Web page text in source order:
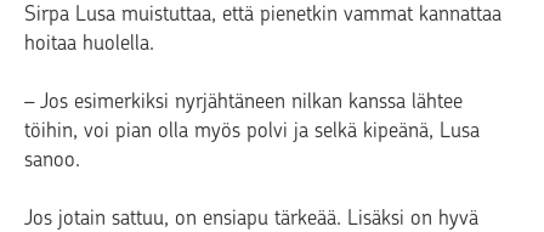
Sirpa Lusa muistuttaa, että pienetkin vammat kannattaa
hoitaa huolella.
– Jos esimerkiksi nyrjähtäneen nilkan kanssa lähtee
töihin, voi pian olla myös polvi ja selkä kipeänä, Lusa
sanoo.
Jos jotain sattuu, on ensiapu tärkeää. Lisäksi on hyvä